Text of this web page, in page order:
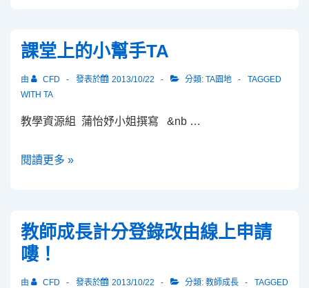
上
學
期
專
成
課堂上的小幫手TA
由 CFD 發表於 2013/10/22 分類: TA園地
TAGGED
WITH TA
教學資源組 蒲怡妤小姐撰寫 &nb …
課
小
幫
手
閱讀更多 »
教師成長計分登錄改由線上申請
嘍！
由 CFD 發表於 2013/10/22 分類: 教師成長
TAGGED